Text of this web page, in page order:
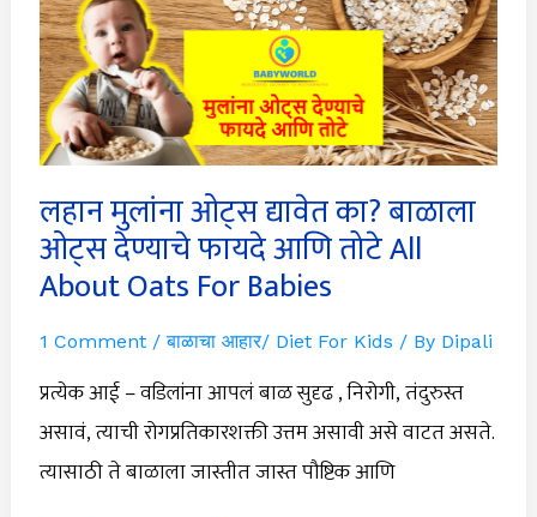
लहान मुलांना ओट्स द्यावेत का? बाळाला
ओट्स देण्याचे फायदे आणि तोटे All
About Oats For Babies
1 Comment /बाळाचा आहार/ Diet For Kids / By Dipali
प्रत्येक आई – वडिलांना आपलं बाळ सुदृढ , निरोगी, तंदुरुस्त
असावं, त्याची रोगप्रतिकारशक्ती उत्तम असावी असे वाटत असते.
त्यासाठी ते बाळाला जास्तीत जास्त पौष्टिक आणि
बाळाला
ओट्स
देण्याचे
फायदे
आणि
तोटे
All
About
For
Babies